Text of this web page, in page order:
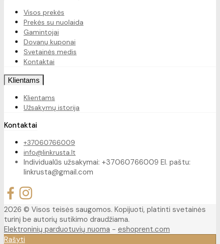
Visos prekės
Prekės su nuolaida
Gamintojai
Dovanų kuponai
Svetainės medis
Kontaktai
Klientams
Klientams
Užsakymų istorija
Kontaktai
+37060766009
info@linkrusta.lt
Individualūs užsakymai: +37060766009 El. paštu:
linkrusta@gmail.com
2026 © Visos teisės saugomos. Kopijuoti, platinti svetainės
turinį be autorių sutikimo draudžiama.
Elektroninių parduotuvių nuoma - eshoprent.com
Rašyti